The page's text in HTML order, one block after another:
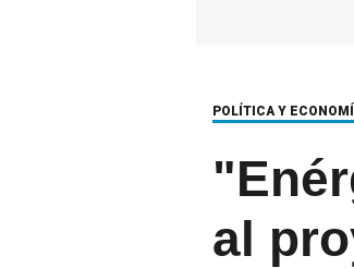
POLÍTICA Y
al